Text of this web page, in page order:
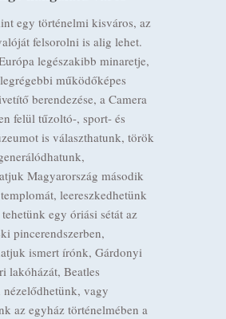
egy történelmi kisváros, az
felsorolni is alig lehet.
legészakibb minaretje,
működőképes
berendezése, a Camera
felül tűzoltó-, sport- és
is választhatunk, török
Magyarország második
leereszkedhetünk
egy óriási sétát az
pincerendszerben,
ismert írónk, Gárdonyi
lakóházát, Beatles
nézelődhetünk, vagy
az egyház történelmében a